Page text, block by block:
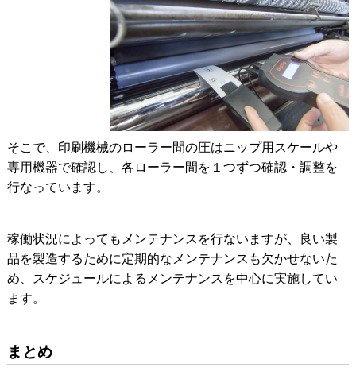
そこで、印刷機械のローラー間の圧はニップ用スケールや
専用機器で確認し、各ローラー間を１つずつ確認・調整を
行なっています。
稼働状況によってもメンテナンスを行ないますが、良い製
品を製造するために定期的なメンテナンスも欠かせないた
め、スケジュールによるメンテナンスを中心に実施してい
ます。
まとめ